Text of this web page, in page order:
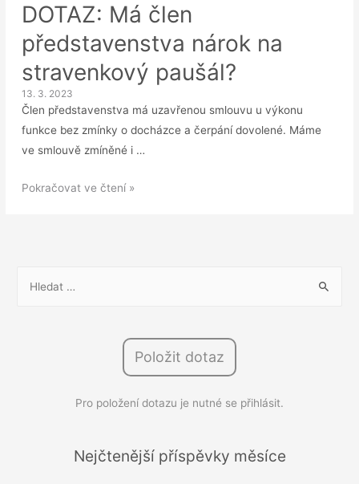
DOTAZ: Má člen
představenstva nárok na
stravenkový paušál?
13. 3. 2023
Člen představenstva má uzavřenou smlouvu u výkonu
funkce bez zmínky o docházce a čerpání dovolené. Máme
ve smlouvě zmíněné i …
DOTAZ:
na
Pokračovat ve čtení »
Položit dotaz
Pro položení dotazu je nutné se přihlásit.
Nejčtenější příspěvky měsíce